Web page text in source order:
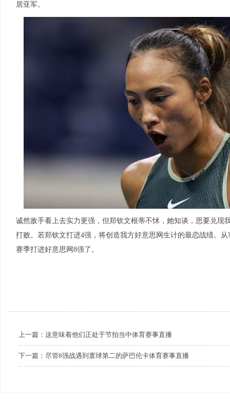
居亚军。
诚然敌手看上去实力更强，但郑钦文根蒂不怵，她知谈，思要兑现
打败。若郑钦文打进4强，将创造我方好意思网生计的最恋战绩。
赛季打进好意思网8强了。
上一篇： 这意味着他们正处于节拍当中体育赛事直播
下一篇： 尽管8强战遇到寰球第二的萨巴伦卡体育赛事直播